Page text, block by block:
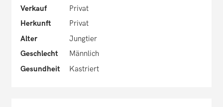
Verkauf
Privat
Herkunft
Privat
Alter
Jungtier
Geschlecht
Männlich
Gesundheit
Kastriert